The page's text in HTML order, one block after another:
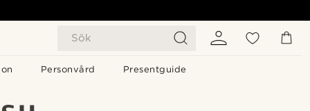
Sök
Personvård Presentguide